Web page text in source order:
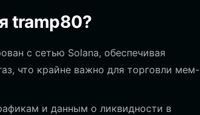
tramp80?
с сетью Solana, обеспечивая
что крайне важно для торговли мем-
и данным о ликвидности в